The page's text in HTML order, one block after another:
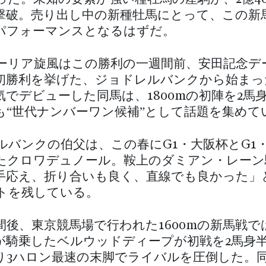
破。売り出し中の新種牡馬にとって、この新
フォーマンスとなるはずだ。
リア旋風はこの勝利の一週間前、安田記念デ
勝利を挙げた、ジョドレルバンクから始まっ
でデビューした同馬は、1800mの初陣を2馬
“世代ナンバーワン候補”として話題を集めて
バンクの伯父は、この春にG1・大阪杯とG1
クロワデュノール。鞍上のダミアン・レー
応え、折り合いも良く、直線でも良かった」
を残している。
後、東京競馬場で行われた1600mの新馬戦で
騎乗したベルウッドディープが初戦を2馬身
3ハロン最速の末脚でライバルを圧倒した。